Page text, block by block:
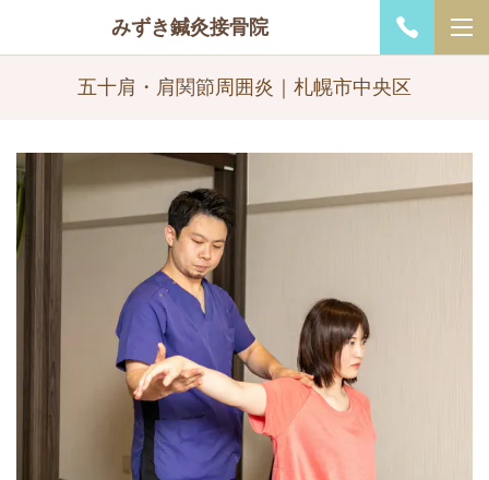
みずき鍼灸接骨院
五十肩・肩関節周囲炎｜札幌市中央区